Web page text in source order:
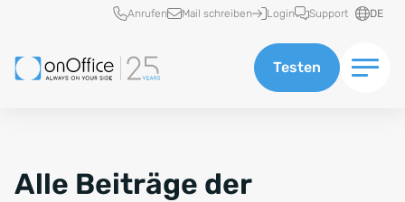
Schnellzugriff
Anrufen Mail schreiben Login Support DE
Testen
Alle Beiträge der